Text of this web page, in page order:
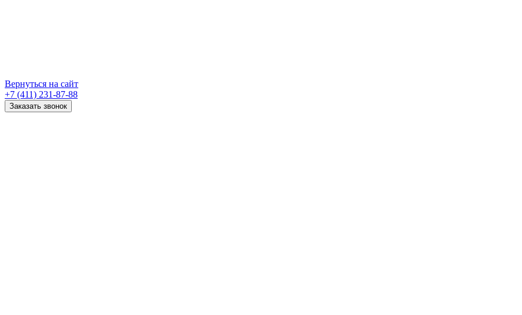
Вернуться на сайт
+7 (411) 231-87-88
Заказать звонок